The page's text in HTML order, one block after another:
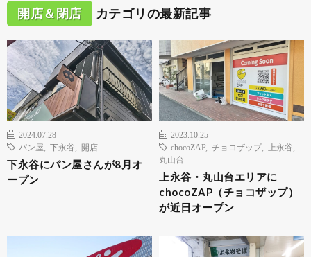
開店＆閉店 カテゴリの最新記事
2024.07.28
パン屋
下永谷 開店
下永谷にパン屋さんが8月オ
ープン
2023.10.25
chocoZAP
チョコザップ 上永谷
丸山台
上永谷・丸山台エリアに
chocoZAP（チョコザップ）
が近日オープン